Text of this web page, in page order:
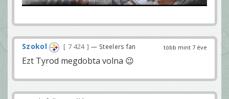
több mint 7 éve
Szokol 7 424 — Steelers fan
Ezt Tyrod megdobta volna 😉